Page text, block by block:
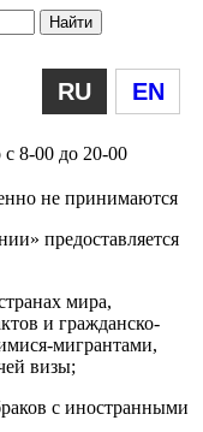
RU EN
не принимаются
предоставляется
мира,
и гражданско-
мигрантами,
визы;
с иностранными